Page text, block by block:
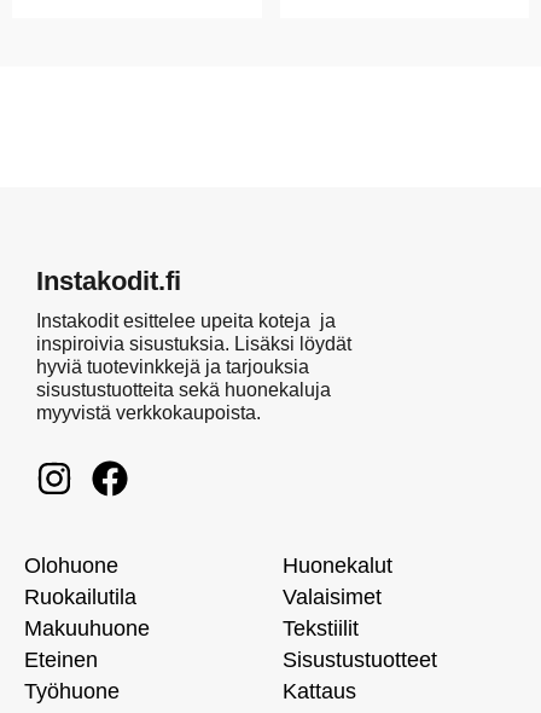
Instakodit.fi
Instakodit esittelee upeita koteja ja
inspiroivia sisustuksia. Lisäksi löydät
hyviä tuotevinkkejä ja tarjouksia
sisustustuotteita sekä huonekaluja
myyvistä verkkokaupoista.
Olohuone
Ruokailutila
Makuuhuone
Eteinen
Työhuone
Huonekalut
Valaisimet
Tekstiilit
Sisustustuotteet
Kattaus